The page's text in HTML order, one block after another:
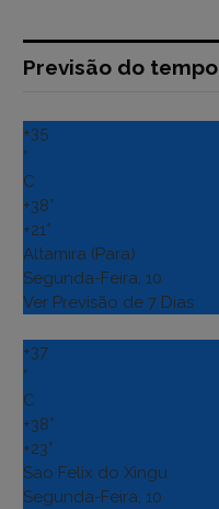
Previsão do tempo
+35
°
C
+38°
+21°
Altamira (Para)
Segunda-Feira, 10
Ver Previsão de 7 Dias
+37
°
C
+38°
+23°
Sao Felix do Xingu
Segunda-Feira, 10